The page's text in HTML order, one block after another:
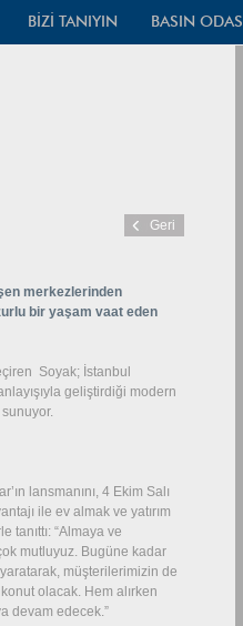
merkezlerinden
bir yaşam vaat eden
Soyak; İstanbul
geliştirdiği modern
lansmanını, 4 Ekim Salı
ile ev almak ve yatırım
“Almaya ve
mutluyuz. Bugüne kadar
müşterilerimizin de
olacak. Hem alırken
devam edecek.”
BİZİ TANIYIN BASIN ODASI
Geri